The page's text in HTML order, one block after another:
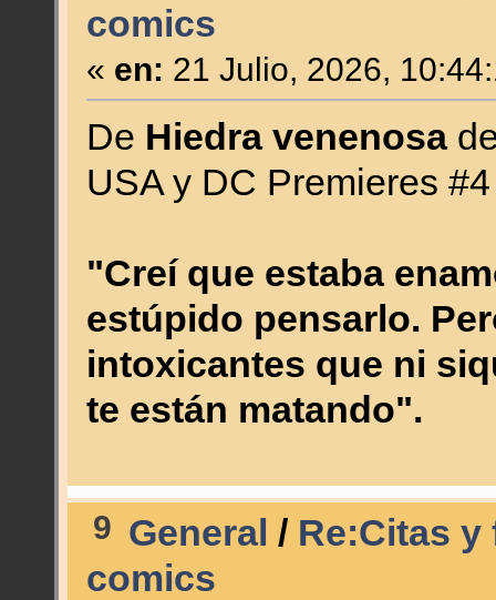
comics
« en: 21 Julio, 2026,
De Hiedra venenosa
USA y DC Premieres
"Creí que estaba
estúpido pensarlo.
intoxicantes que ni
te están matando".
9 General / Re:Citas y
comics